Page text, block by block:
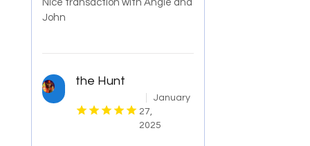
Nice transaction with Angie and
John
the Hunt
January
27,
2025